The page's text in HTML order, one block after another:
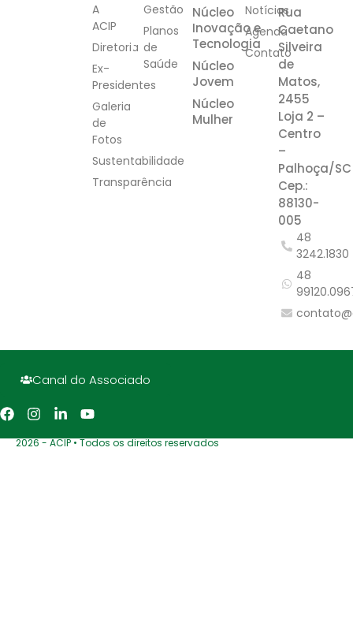
A
ACIP
Diretoria
Ex-
Presidentes
Galeria
de
Fotos
Sustentabilidade
Transparência
Gestão
Planos
de
Saúde
Núcleo
Inovação e
Tecnologia
Núcleo
Jovem
Núcleo
Mulher
Notícias
Agenda
Contato
Rua
Caetano
Silveira
de
Matos,
2455
Loja 2 –
Centro
–
Palhoça/SC
Cep.:
88130-
005
48
3242.1830
48
Canal do Associado
2026 - ACIP • Todos os direitos reservados